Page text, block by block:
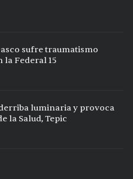
sufre traumatismo
la Federal 15
luminaria y provoca
la Salud, Tepic